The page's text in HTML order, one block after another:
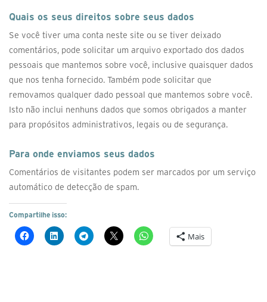
Quais os seus direitos sobre seus dados
Se você tiver uma conta neste site ou se tiver deixado
comentários, pode solicitar um arquivo exportado dos dados
pessoais que mantemos sobre você, inclusive quaisquer dados
que nos tenha fornecido. Também pode solicitar que
removamos qualquer dado pessoal que mantemos sobre você.
Isto não inclui nenhuns dados que somos obrigados a manter
para propósitos administrativos, legais ou de segurança.
Para onde enviamos seus dados
Comentários de visitantes podem ser marcados por um serviço
automático de detecção de spam.
Compartilhe isso:
Mais